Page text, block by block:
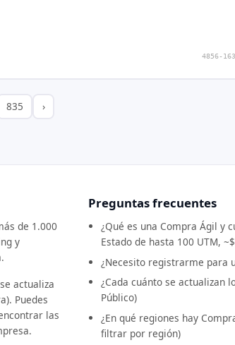
4856-
835 ›
de 1.000
y
actualiza
Puedes
las
Preguntas frecuentes
¿Qué es una Compra Ágil y
Estado de hasta 100 UTM,
¿Necesito registrarme para
¿Cada cuánto se actualizan
Público)
¿En qué regiones hay
filtrar por región)